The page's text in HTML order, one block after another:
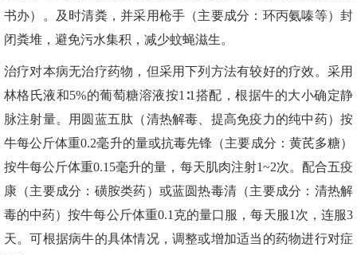
书办）。及时清粪，并采用枪手（主要成分：环丙氨嗪等）封
闭粪堆，避免污水集积，减少蚊蝇滋生。
治疗对本病无治疗药物，但采用下列方法有较好的疗效。采用
林格氏液和5%的葡萄糖溶液按1∶1搭配，根据牛的大小确定静
脉注射量。用圆蓝五肽（清热解毒、提高免疫力的纯中药）按
牛每公斤体重0.2毫升的量或抗毒先锋（主要成分：黄芪多糖）
按牛每公斤体重0.15毫升的量，每天肌肉注射1~2次。配合五疫
康（主要成分：磺胺类药）或蓝圆热毒清（主要成分：清热解
毒的中药）按牛每公斤体重0.1克的量口服，每天服1次，连服3
天。可根据病牛的具体情况，调整或增加适当的药物进行对症